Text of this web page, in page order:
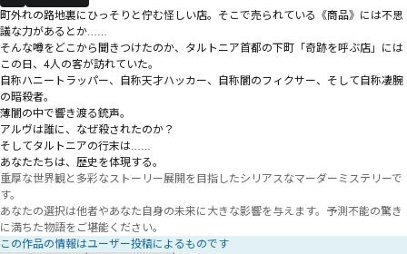
町外れの路地裏にひっそりと佇む怪しい店。そこで売られている《商品》には不思
議な力があるとか……
そんな噂をどこから聞きつけたのか、タルトニア首都の下町「奇跡を呼ぶ店」には
この日、4人の客が訪れていた。
自称ハニートラッパー、自称天才ハッカー、自称闇のフィクサー、そして自称凄腕
の暗殺者。
薄闇の中で響き渡る銃声。
アルヴは誰に、なぜ殺されたのか？
そしてタルトニアの行末は……
あなたたちは、歴史を体現する。
重厚な世界観と多彩なストーリー展開を目指したシリアスなマーダーミステリーで
す。
あなたの選択は他者やあなた自身の未来に大きな影響を与えます。予測不能の驚き
に満ちた物語をご堪能ください。
この作品の情報はユーザー投稿によるものです